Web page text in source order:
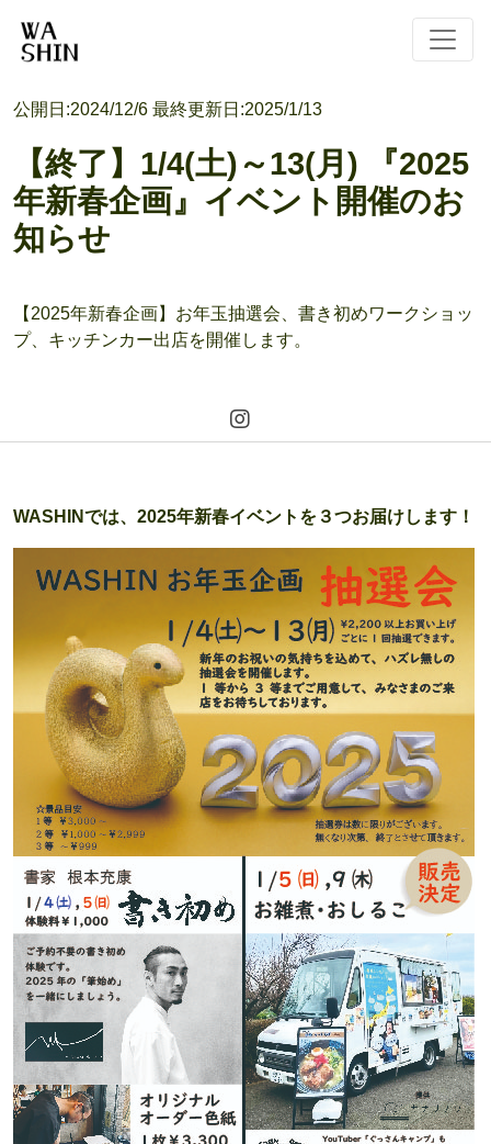
公開日:2024/12/6 最終更新日:2025/1/13
【終了】1/4(土)～13(月) 『2025
年新春企画』イベント開催のお
知らせ
【2025年新春企画】お年玉抽選会、書き初めワークショッ
プ、キッチンカー出店を開催します。
WASHINでは、2025年新春イベントを３つお届けします！